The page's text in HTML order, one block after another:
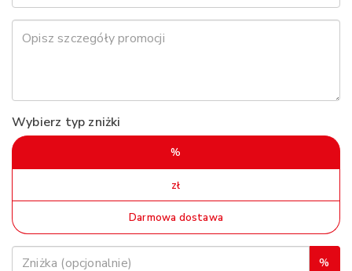
Wybierz typ zniżki
%
zł
Darmowa dostawa
%